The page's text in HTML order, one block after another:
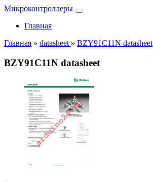
Микроконтроллеры
Главная
Главная » datasheet » BZY91C11N datasheet
BZY91C11N datasheet